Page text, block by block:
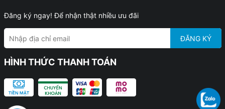
Đăng ký ngay! Để nhận thật nhiều ưu đãi
ĐĂNG KÝ
HÌNH THỨC THANH TOÁN